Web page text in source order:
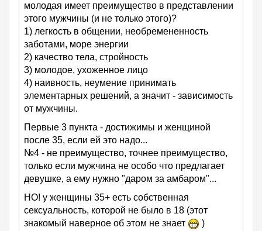
молодая имеет преимущество в представлении
этого мужчины (и не только этого)?
1) легкость в общении, необремененность
заботами, море энергии
2) качество тела, стройность
3) молодое, ухоженное лицо
4) наивность, неумение принимать
элементарных решений, а значит - зависимость
от мужчины.
Первые 3 пункта - достижимы и женщиной
после 35, если ей это надо...
№4 - не преимущество, точнее преимущество,
только если мужчина не особо что предлагает
девушке, а ему нужно "даром за амбаром"...
НО! у женщины 35+ есть собственная
сексуальность, которой не было в 18 (этот
знакомый наверное об этом не знает
)